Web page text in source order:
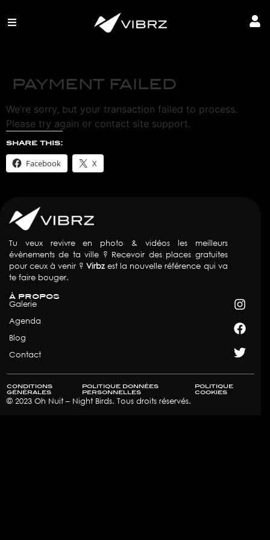
PAYMENT FAILED
We’re sorry, but your transaction failed to process.
Please try again or contact site support.
share this:
Facebook X
Tu veux revivre en photo & vidéos les meilleurs
évènements de ta ville ? Recevoir des places gratuites
pour ceux à venir ? Virbzest la nouvelle référence qui va
te faire bouger.
à propos
Galerie
Agenda
Blog
Contact
conditions
générales
politique données
personnelles
politique
cookies​
© 2023 Oh Nuit – Night Birds. Tous droits réservés.